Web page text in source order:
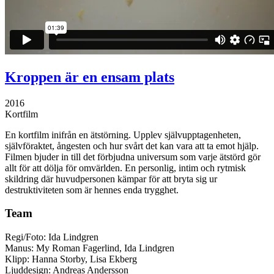
Kroppen är en ensam plats
2016
Kortfilm
En kortfilm inifrån en ätstörning. Upplev självupptagenheten,
självföraktet, ångesten och hur svårt det kan vara att ta emot hjälp.
Filmen bjuder in till det förbjudna universum som varje ätstörd gör
allt för att dölja för omvärlden. En personlig, intim och rytmisk
skildring där huvudpersonen kämpar för att bryta sig ur
destruktiviteten som är hennes enda trygghet.
Team
Regi/Foto: Ida Lindgren
Manus: My Roman Fagerlind, Ida Lindgren
Klipp: Hanna Storby, Lisa Ekberg
Ljuddesign: Andreas Andersson